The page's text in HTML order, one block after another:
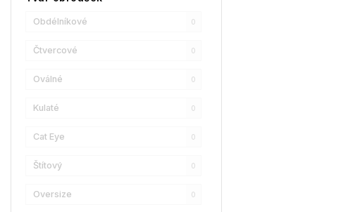
Champion
Reebok
Oscar De La Renta
Donna Karan
DKNY
Calvin Klein
Longchamp
Obdélníkové 0
Čtvercové 0
Oválné 0
Kulaté 0
Cat Eye 0
Štítový 0
Oversize 0